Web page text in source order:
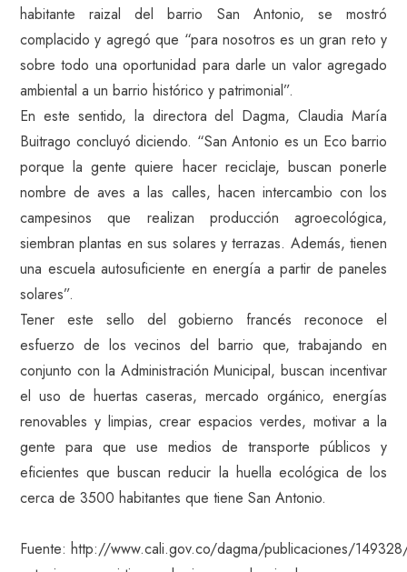
habitante raizal del barrio San Antonio, se mostró
complacido y agregó que “para nosotros es un gran reto y
sobre todo una oportunidad para darle un valor agregado
ambiental a un barrio histórico y patrimonial”.
En este sentido, la directora del Dagma, Claudia María
Buitrago concluyó diciendo. “San Antonio es un Eco barrio
porque la gente quiere hacer reciclaje, buscan ponerle
nombre de aves a las calles, hacen intercambio con los
campesinos que realizan producción agroecológica,
siembran plantas en sus solares y terrazas. Además, tienen
una escuela autosuficiente en energía a partir de paneles
solares”.
Tener este sello del gobierno francés reconoce el
esfuerzo de los vecinos del barrio que, trabajando en
conjunto con la Administración Municipal, buscan incentivar
el uso de huertas caseras, mercado orgánico, energías
renovables y limpias, crear espacios verdes, motivar a la
gente para que use medios de transporte públicos y
eficientes que buscan reducir la huella ecológica de los
cerca de 3500 habitantes que tiene San Antonio.
Fuente: http://www.cali.gov.co/dagma/publicaciones/